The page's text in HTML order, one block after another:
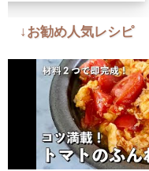
↓お勧め人気レシピ